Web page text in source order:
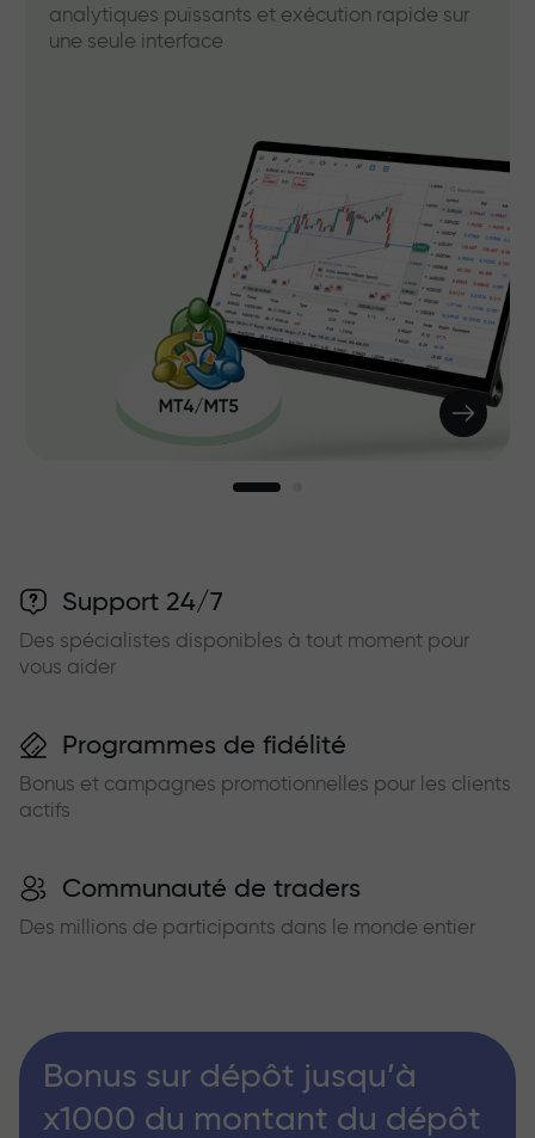
analytiques puissants et exécution rapide sur
une seule interface
Support 24/7
Des spécialistes disponibles à tout moment pour
vous aider
Programmes de fidélité
Bonus et campagnes promotionnelles pour les clients
actifs
Communauté de traders
Des millions de participants dans le monde entier
Bonus sur dépôt jusqu’à
x1000 du montant du dépôt